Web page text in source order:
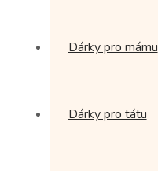
Dárky pro mámu
Dárky pro tátu